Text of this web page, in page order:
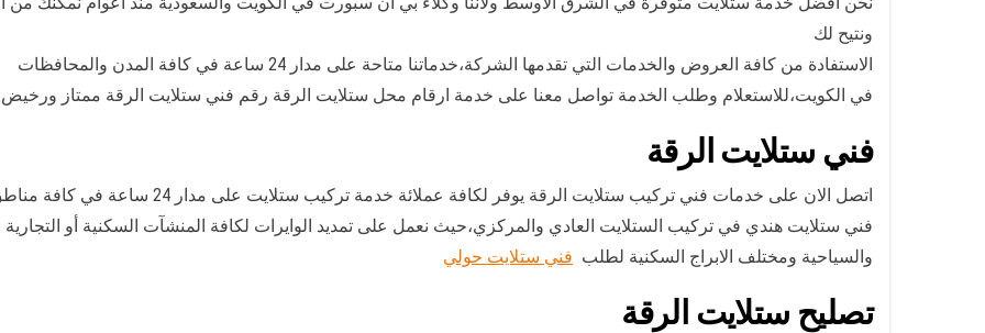
ونتيح لك
الاستفادة من كافة العروض والخدمات التي تقدمها الشركة،خدماتنا متاحة على مدار 24 ساعة في كافة المدن والمحافظات
في الكويت،للاستعلام وطلب الخدمة تواصل معنا على خدمة ارقام محل ستلايت الرقة رقم فني ستلايت الرقة ممتاز
فني ستلايت الرقة
اتصل الان على خدمات فني تركيب ستلايت الرقة يوفر لكافة عملائة خدمة تركيب ستلايت على مدار 24 ساعة في كافة مناطق الكويت،نستعين بخبرات
فني ستلايت هندي في تركيب الستلايت العادي والمركزي،حيث نعمل على تمديد الوايرات لكافة المنشآت السكنية أو التجارية
والسياحية ومختلف الابراج السكنية لطلب فني ستلايت حولي
تصليح ستلايت الرقة